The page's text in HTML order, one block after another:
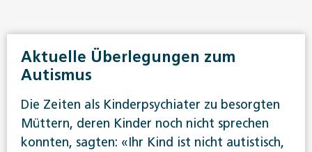
Aktuelle Überlegungen zum
Autismus
Die Zeiten als Kinderpsychiater zu besorgten
Müttern, deren Kinder noch nicht sprechen
konnten, sagten: «Ihr Kind ist nicht autistisch,